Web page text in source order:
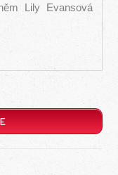
Lily Evansová